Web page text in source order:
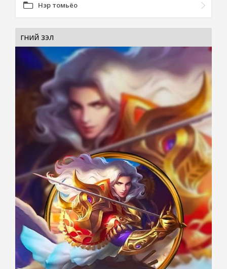
Нэр томьёо
гүүний зэл